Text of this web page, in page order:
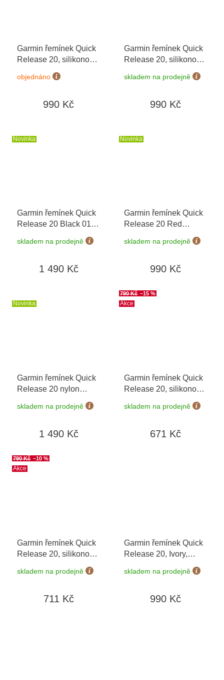
Garmin řemínek Quick
Release 20, silikonový
Pink Dawn 010-12932-
67
objednáno
990 Kč
Garmin řemínek Quick
Release 20, silikonový
Whitestone/Cloud Blue
010-11251-AR
skladem na prodejně
990 Kč
Novinka
Garmin řemínek Quick
Release 20 Black 010-
skladem na prodejně
1 490 Kč
Novinka
Garmin řemínek Quick
Release 20 Red
11251-B9
skladem na prodejně
990 Kč
Novinka
Garmin řemínek Quick
Release 20 nylon
Cloud Blue 010-14400-
03
skladem na prodejně
1 490 Kč
Akce
790 Kč –15 %
Garmin řemínek Quick
Release 20, silikonový
přezka
skladem na prodejně
671 Kč
Akce
790 Kč –10 %
Garmin řemínek Quick
Release 20, silikonový
skladem na prodejně
711 Kč
Garmin řemínek Quick
Release 20, Ivory,
skladem na prodejně
990 Kč